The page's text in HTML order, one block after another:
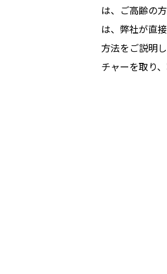
は、ご高齢の
は、弊社が直
方法をご説明
チャーを取り